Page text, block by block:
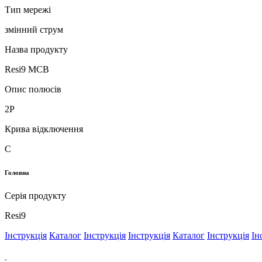
Тип мережі
змінний струм
Назва продукту
Resi9 MCB
Опис полюсів
2P
Крива відключення
C
Головна
Серія продукту
Resi9
Інструкція Каталог Інструкція Інструкція Каталог Інструкція
-